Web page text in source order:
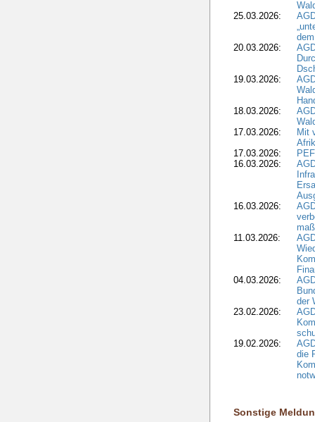
25.03.2026:
20.03.2026:
19.03.2026:
18.03.2026:
17.03.2026:
Mit
17.03.2026:
16.03.2026:
16.03.2026:
11.03.2026:
04.03.2026:
der
23.02.2026:
19.02.2026:
die
Sonstige